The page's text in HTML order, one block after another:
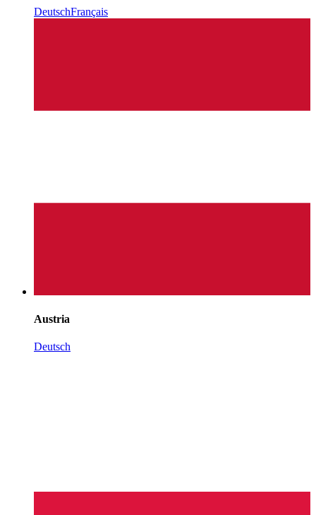
DeutschFrançais
Austria
Deutsch